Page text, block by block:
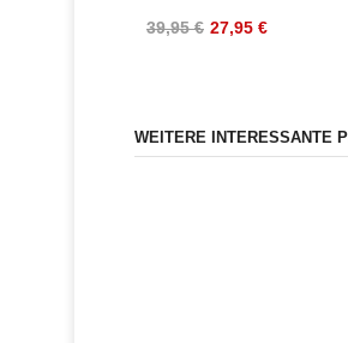
39,95 € 27,95 €
WEITERE INTERESSANTE